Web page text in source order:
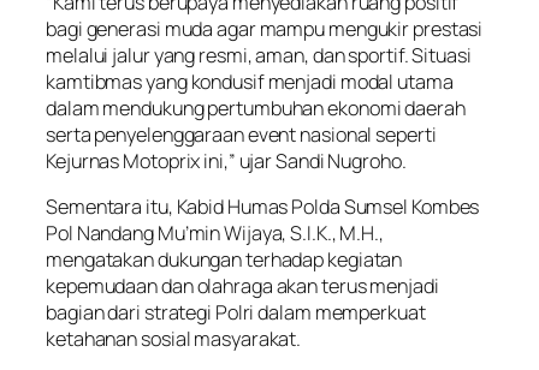
bagi generasi muda agar mampu mengukir prestasi
melalui jalur yang resmi, aman, dan sportif. Situasi
kamtibmas yang kondusif menjadi modal utama
dalam mendukung pertumbuhan ekonomi daerah
serta penyelenggaraan event nasional seperti
Kejurnas Motoprix ini,” ujar Sandi Nugroho.
Sementara itu, Kabid Humas Polda Sumsel Kombes
Pol Nandang Mu’min Wijaya, S.I.K., M.H.,
mengatakan dukungan terhadap kegiatan
kepemudaan dan olahraga akan terus menjadi
bagian dari strategi Polri dalam memperkuat
ketahanan sosial masyarakat.